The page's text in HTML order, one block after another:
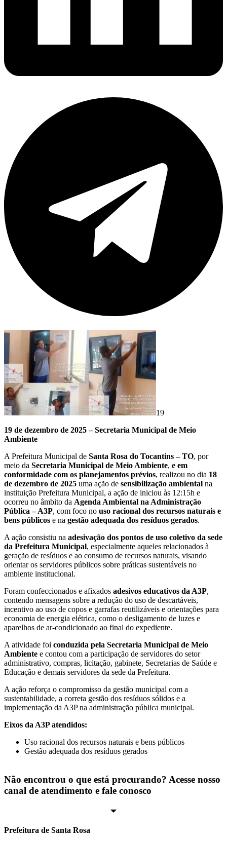
19
19 de dezembro de 2025 –Secretaria Municipal de Meio
Ambiente
A Prefeitura Municipal de Santa Rosa do Tocantins – TO, por
meio da Secretaria Municipal de Meio Ambiente, e em
conformidade com os planejamentos prévios, realizou no dia 18
de dezembro de 2025 uma ação de sensibilização ambiental na
instituição Prefeitura Municipal, a ação de iniciou às 12:15h e
ocorreu no âmbito da Agenda Ambiental na Administração
Pública – A3P, com foco no uso racional dos recursos naturais e
bens públicos e na gestão adequada dos resíduos gerados.
A ação consistiu na adesivação dos pontos de uso coletivo da sede
da Prefeitura Municipal, especialmente aqueles relacionados à
geração de resíduos e ao consumo de recursos naturais, visando
orientar os servidores públicos sobre práticas sustentáveis no
ambiente institucional.
Foram confeccionados e afixados adesivos educativos da A3P,
contendo mensagens sobre a redução do uso de descartáveis,
incentivo ao uso de copos e garrafas reutilizáveis e orientações para
economia de energia elétrica, como o desligamento de luzes e
aparelhos de ar-condicionado ao final do expediente.
A atividade foi conduzida pela Secretaria Municipal de Meio
Ambiente e contou com a participação de servidores do setor
administrativo, compras, licitação, gabinete, Secretarias de Saúde e
Educação e demais servidores da sede da Prefeitura.
A ação reforça o compromisso da gestão municipal com a
sustentabilidade, a correta gestão dos resíduos sólidos e a
implementação da A3P na administração pública municipal.
Eixos da A3P atendidos:
Uso racional dos recursos naturais e bens públicos
Gestão adequada dos resíduos gerados
Não encontrou o que está procurando? Acesse nosso
canal de atendimento e fale conosco
Prefeitura de Santa Rosa